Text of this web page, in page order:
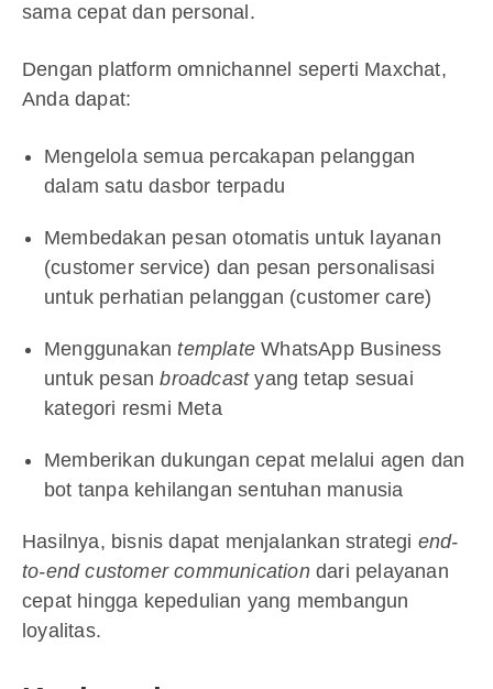
sama cepat dan personal.
Dengan platform omnichannel seperti Maxchat,
Anda dapat:
Mengelola semua percakapan pelanggan
dalam satu dasbor terpadu
Membedakan pesan otomatis untuk layanan
(customer service) dan pesan personalisasi
untuk perhatian pelanggan (customer care)
Menggunakantemplate WhatsApp Business
untuk pesanbroadcastyang tetap sesuai
kategori resmi Meta
Memberikan dukungan cepat melalui agen dan
bot tanpa kehilangan sentuhan manusia
Hasilnya, bisnis dapat menjalankan strategi end-
to-end customer communication dari pelayanan
cepat hingga kepedulian yang membangun
loyalitas.